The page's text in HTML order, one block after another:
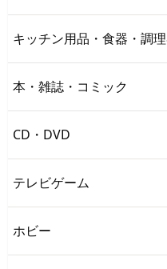
キッチン用品・食器・調
本・雑誌・コミック
CD・DVD
テレビゲーム
ホビー